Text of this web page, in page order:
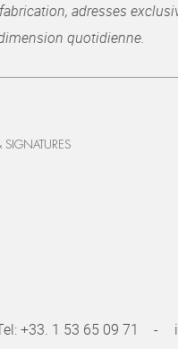
adresses
quotidienne.
SIGNATURES
+33. 1 53 65 09 71